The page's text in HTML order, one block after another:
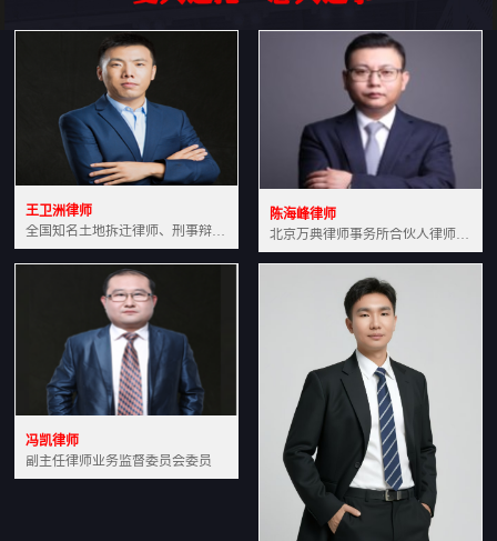
王卫洲律师
全国知名土地拆迁律师、刑事辩护律师北京万典律师事务所主任中国法学会会员北京市行政法研究会理事
陈海峰律师
北京万典律师事务所合伙人律师土地房产专业资深律师
冯凯律师
副主任律师业务监督委员会委员